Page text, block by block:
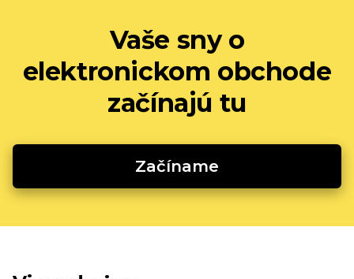
Vaše sny o
elektronickom obchode
začínajú tu
Začíname